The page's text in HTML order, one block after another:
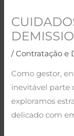
/Contratação e
Como gestor,
inevitável parte
exploramos
delicado com